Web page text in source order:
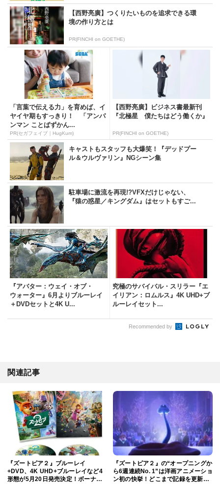
【西野亮廣】つくりたいものを追求できる環
境の作り方とは
PR(FINCHI on GOETHE)
「言葉で伝える力」を育めば、イ
ヤイヤ期もすっきり！ 「アンパ
ンマン ことばずかん...
PR(セガフェイブ｜HugKum)
【西野亮廣】ビジネス書最新刊
『北極星 僕たちはどう働くか』
PR(FINCHI on GOETHE)
キャストもスタッフも大爆笑！『デッドプー
ル＆ウルヴァリン』NGシーン集
駐車場に激流を再現!?VFXだけじゃない、
『猿の惑星／キングダム』はセットもすご...
『アバター：ウェイ・オブ・
ウォーター』6月よりブルーレイ
＋DVDセットと4K U...
究極のサバイバル・スリラー『エ
イリアン：ロムルス』4K UHD+ブ
ルーレイセット...
Recommended by
関連記事
『ズートピア２』ブルーレイ
+DVD、4K UHD+ブルーレイなど4
形態が5月20日発売決定！ボーナス
『ズートピア２』の“オープニングか
ら6週連続No. 1”は洋画アニメーショ
ン初の快挙！どこまで記録を更新で